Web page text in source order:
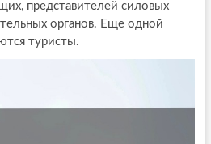
представителей силовых
органов. Еще одной
туристы.